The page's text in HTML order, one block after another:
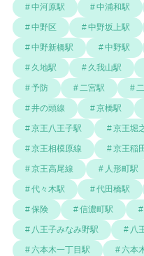
中河原駅 中浦和駅
中野区 中野坂上駅
中野新橋駅 中野駅
久地駅 久我山駅
予防 二宮駅
井の頭線 京橋駅
京王八王子駅 京王堀
京王相模原線 京王稲
京王高尾線 人形町駅
代々木駅 代田橋駅
保険 信濃町駅
八王子みなみ野駅 八
六本木一丁目駅 六本